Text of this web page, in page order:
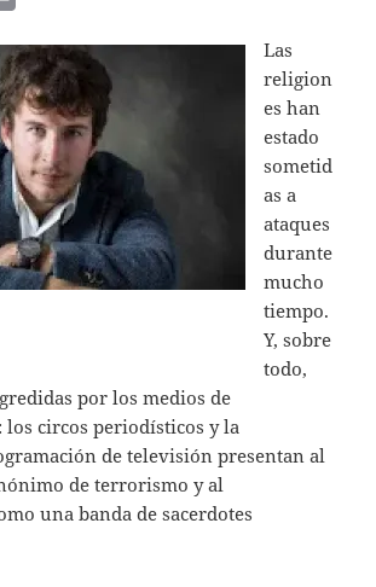
ai
l
Las
religion
es han
estado
sometid
as a
ataques
durante
mucho
tiempo.
Y, sobre
todo,
por los medios de
los circos periodísticos y la
de televisión presentan al
de terrorismo y al
una banda de sacerdotes